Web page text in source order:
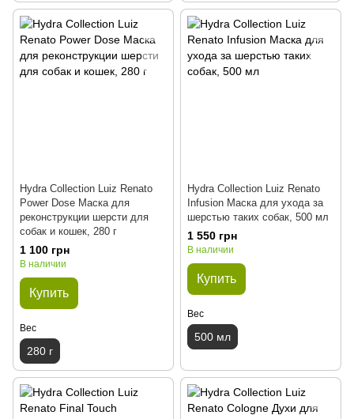
Hydra Collection Luiz Renato
Power Dose Маска для
реконструкции шерсти для
собак и кошек, 280 г
1 100 грн
В наличии
Купить
Вес
280 г
Hydra Collection Luiz Renato
Infusion Маска для ухода за
шерстью таких собак, 500 мл
1 550 грн
В наличии
Купить
Вес
500 мл